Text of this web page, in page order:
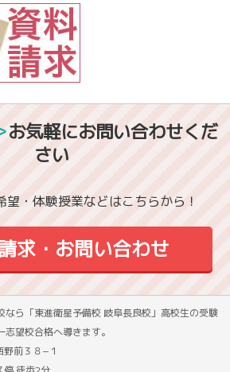
お気軽にお問い合わせくだ
さい
望・体験授業などはこちらから！
求・お問い合わせ
なら「東進衛星予備校 岐阜長良校」高校生の受験
望校合格へ導きます。
前３８−１